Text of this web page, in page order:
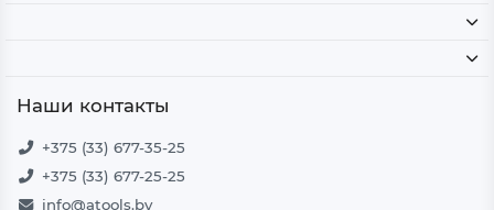
Наши контакты
+375 (33) 677-35-25
+375 (33) 677-25-25
info@atools.by